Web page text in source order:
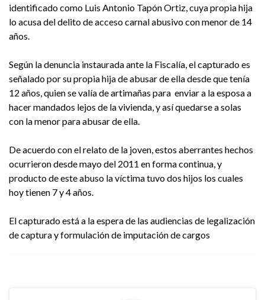
identificado como Luis Antonio Tapón Ortiz, cuya propia hija
lo acusa del delito de acceso carnal abusivo con menor de 14
años.
Según la denuncia instaurada ante la Fiscalía, el capturado es
señalado por su propia hija de abusar de ella desde que tenía
12 años, quien se valía de artimañas para enviar a la esposa a
hacer mandados lejos de la vivienda, y así quedarse a solas
con la menor para abusar de ella.
De acuerdo con el relato de la joven, estos aberrantes hechos
ocurrieron desde mayo del 2011 en forma continua, y
producto de este abuso la víctima tuvo dos hijos los cuales
hoy tienen 7 y 4 años.
El capturado está a la espera de las audiencias de legalización
de captura y formulación de imputación de cargos